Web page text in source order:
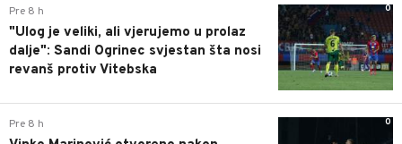
0
Pre 8 h
"Ulog je veliki, ali vjerujemo u prolaz
dalje": Sandi Ogrinec svjestan šta nosi
revanš protiv Vitebska
0
Pre 8 h